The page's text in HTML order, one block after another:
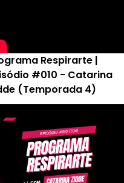
Respirarte |
#010 - Catarina
(Temporada 4)